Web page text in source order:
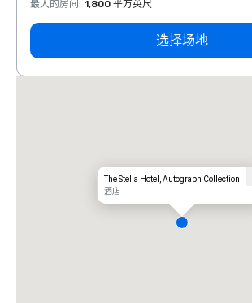
最大的房间 : 1,800 平方英尺
选择场地
The Stella Hotel, Autograph Collection
酒店